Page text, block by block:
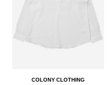
COLONY CLOTHING